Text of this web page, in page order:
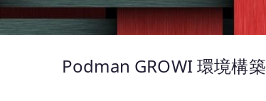
Podman GROWI 環境構築